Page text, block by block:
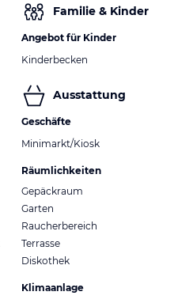
Familie & Kinder
Angebot für Kinder
Kinderbecken
Ausstattung
Geschäfte
Minimarkt/Kiosk
Räumlichkeiten
Gepäckraum
Garten
Raucherbereich
Terrasse
Diskothek
Klimaanlage